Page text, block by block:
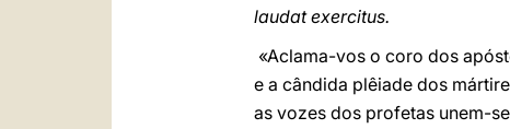
laudat exercitus.
«Aclama-vos o coro dos
e a cândida plêiade dos
as vozes dos profetas unem-se